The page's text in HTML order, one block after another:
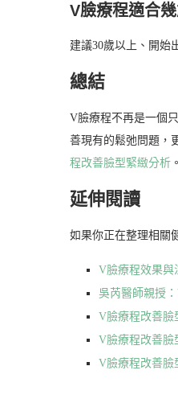
V臉療程適合
建議30歲以上、開始
總結
V臉療程不再是一個
善現有的鬆弛問題，
程改善臉型緊緻分析 。
延伸閱讀
如果你正在整理相關
V臉療程效果與
吳芮醫師親授
V臉療程改善臉
V臉療程改善臉
V臉療程改善臉